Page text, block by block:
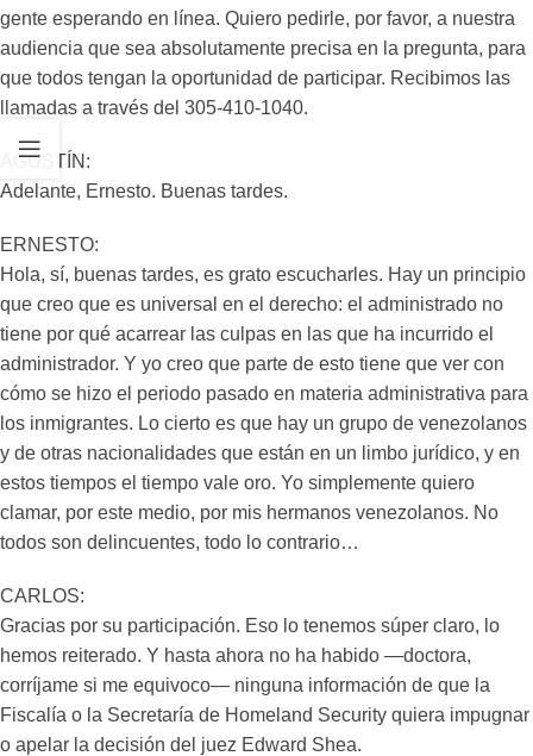
gente esperando en línea. Quiero pedirle, por favor, a nuestra
audiencia que sea absolutamente precisa en la pregunta, para
que todos tengan la oportunidad de participar. Recibimos las
llamadas a través del 305-410-1040.
AGUSTÍN:
Adelante, Ernesto. Buenas tardes.
ERNESTO:
Hola, sí, buenas tardes, es grato escucharles. Hay un principio
que creo que es universal en el derecho: el administrado no
tiene por qué acarrear las culpas en las que ha incurrido el
administrador. Y yo creo que parte de esto tiene que ver con
cómo se hizo el periodo pasado en materia administrativa para
los inmigrantes. Lo cierto es que hay un grupo de venezolanos
y de otras nacionalidades que están en un limbo jurídico, y en
estos tiempos el tiempo vale oro. Yo simplemente quiero
clamar, por este medio, por mis hermanos venezolanos. No
todos son delincuentes, todo lo contrario…
CARLOS:
Gracias por su participación. Eso lo tenemos súper claro, lo
hemos reiterado. Y hasta ahora no ha habido —doctora,
corríjame si me equivoco— ninguna información de que la
Fiscalía o la Secretaría de Homeland Security quiera impugnar
o apelar la decisión del juez Edward Shea.